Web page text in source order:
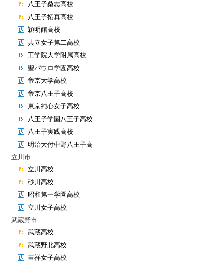
八王子桑志高校
八王子拓真高校
穎明館高校
共立女子第二高校
工学院大学附属高校
聖パウロ学園高校
帝京大学高校
帝京八王子高校
東京純心女子高校
八王子学園八王子高校
八王子実践高校
明治大付中野八王子高
立川市
立川高校
砂川高校
昭和第一学園高校
立川女子高校
武蔵野市
武蔵高校
武蔵野北高校
吉祥女子高校